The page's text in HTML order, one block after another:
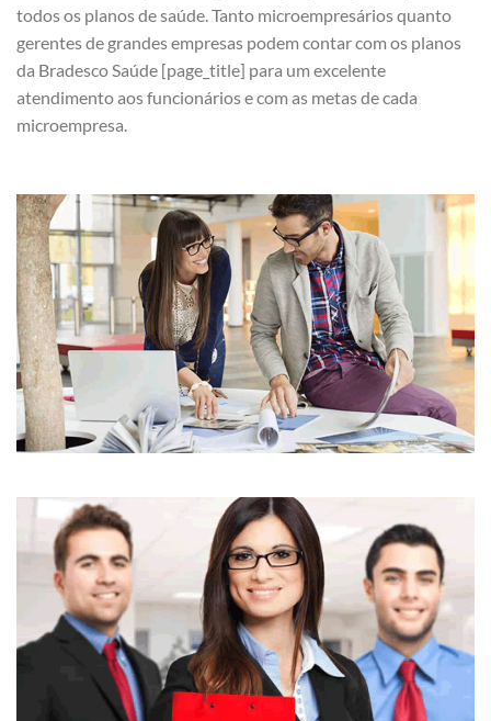
todos os planos de saúde. Tanto microempresários quanto
gerentes de grandes empresas podem contar com os planos
da Bradesco Saúde [page_title] para um excelente
atendimento aos funcionários e com as metas de cada
microempresa.